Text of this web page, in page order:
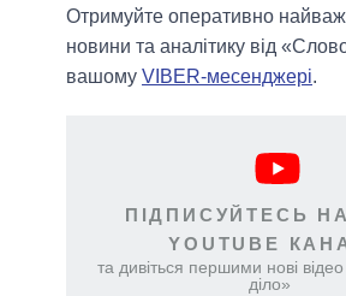
Отримуйте оперативно
новини та аналітику від
вашому VIBER-месенджері.
ПІДПИСУЙТЕСЬ
YOUTUBE
та дивіться першими нові
діло»